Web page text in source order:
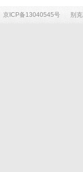
京ICP备13040545号 别